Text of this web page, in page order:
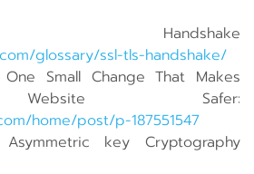
Handshake
glossary/ssl-tls-handshake/
One Small Change That Makes
Safer:
home/post/p-187551547
key Cryptography